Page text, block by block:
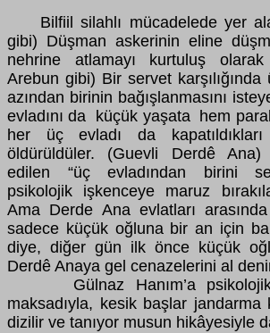
Bilfiil silahlı mücadelede yer
gibi) Düşman askerinin eline
nehrine atlamayı kurtuluş
Arebun gibi) Bir servet karşılığında
azından birinin bağışlanmasını
evladını da küçük yaşata hem
her üç evladı da
öldürüldüler. (Guevli Derdê Ana)
edilen “üç evladından birini
psikolojik işkenceye maruz
Ama Derde Ana evlatları
sadece küçük oğluna bir an için
diye, diğer gün ilk önce küçük
Derdê Anaya gel cenazelerini al
Gülnaz Hanım’a psikolojik
maksadıyla, kesik başlar jandarma
dizilir ve tanıyor musun hikâyesiyle